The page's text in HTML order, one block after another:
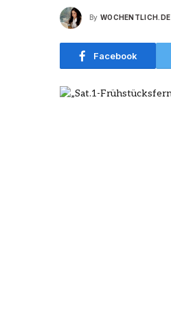
By WOCHENTLICH.DE
Facebook